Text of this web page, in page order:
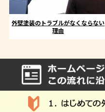
外壁塗装のトラブルがなくならない
理由